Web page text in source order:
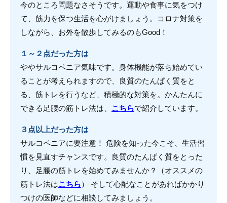
今のところ問題なさそうです。運動や食事に気をつけ
て、筋力を保つ生活を心がけましょう。コロナ対策を
しながら、お外を散歩してみるのもGood！
１～２点だった方は
ややサルコペニア気味です。身体機能が落ち始めてい
ることが考えられますので、良質のたんぱく質をと
る、筋トレを行うなど、積極的な対策を。かんたんに
できる足腰の筋トレ法は、 こちらで紹介しています。
３点以上だった方は
サルコペニアに要注意！ 危険を知った今こそ、生活習
慣を見直すチャンスです。良質のたんぱく質をとった
り、足腰の筋トレを始めてみませんか？（オススメの
筋トレ法はこちら） そして心配なことがあればかかり
つけの医師などに相談してみましょう。